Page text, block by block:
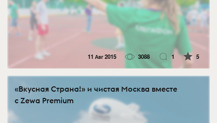
11 Авг 2015 3088 1 5
«Вкусная Страна!» и чистая Москва вместе
с Zewa Premium